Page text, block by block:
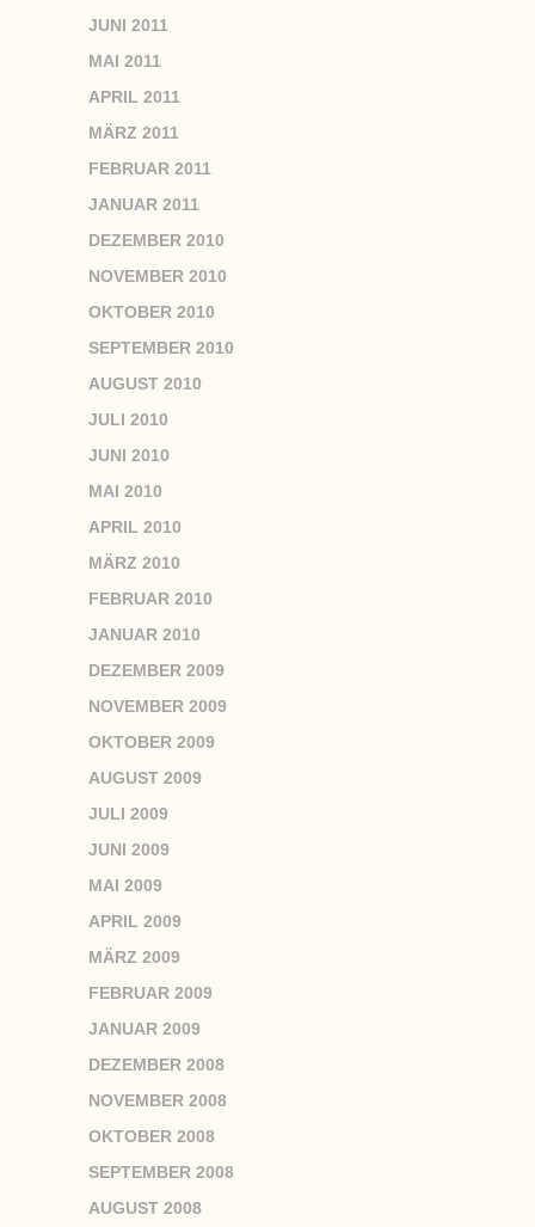
JUNI 2011
MAI 2011
APRIL 2011
MÄRZ 2011
FEBRUAR 2011
JANUAR 2011
DEZEMBER 2010
NOVEMBER 2010
OKTOBER 2010
SEPTEMBER 2010
AUGUST 2010
JULI 2010
JUNI 2010
MAI 2010
APRIL 2010
MÄRZ 2010
FEBRUAR 2010
JANUAR 2010
DEZEMBER 2009
NOVEMBER 2009
OKTOBER 2009
AUGUST 2009
JULI 2009
JUNI 2009
MAI 2009
APRIL 2009
MÄRZ 2009
FEBRUAR 2009
JANUAR 2009
DEZEMBER 2008
NOVEMBER 2008
OKTOBER 2008
SEPTEMBER 2008
AUGUST 2008